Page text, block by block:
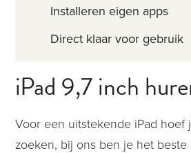
Installeren eigen apps
Direct klaar voor gebruik
iPad 9,7 inch
Voor een uitstekende iPad hoef
zoeken, bij ons ben je het